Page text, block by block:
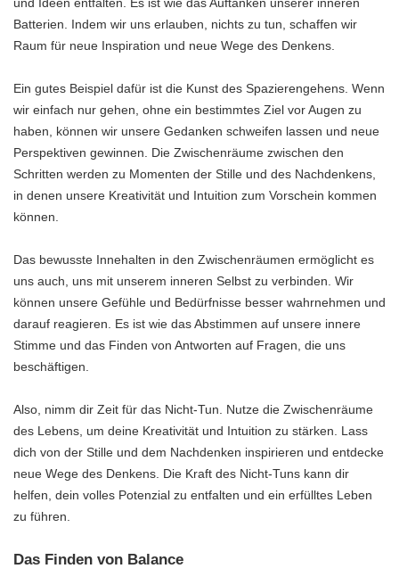
Batterien. Indem wir uns erlauben, nichts zu tun, schaffen wir
Raum für neue Inspiration und neue Wege des Denkens.
Ein gutes Beispiel dafür ist die Kunst des Spazierengehens. Wenn
wir einfach nur gehen, ohne ein bestimmtes Ziel vor Augen zu
haben, können wir unsere Gedanken schweifen lassen und neue
Perspektiven gewinnen. Die Zwischenräume zwischen den
Schritten werden zu Momenten der Stille und des Nachdenkens,
in denen unsere Kreativität und Intuition zum Vorschein kommen
können.
Das bewusste Innehalten in den Zwischenräumen ermöglicht es
uns auch, uns mit unserem inneren Selbst zu verbinden. Wir
können unsere Gefühle und Bedürfnisse besser wahrnehmen und
darauf reagieren. Es ist wie das Abstimmen auf unsere innere
Stimme und das Finden von Antworten auf Fragen, die uns
beschäftigen.
Also, nimm dir Zeit für das Nicht-Tun. Nutze die Zwischenräume
des Lebens, um deine Kreativität und Intuition zu stärken. Lass
dich von der Stille und dem Nachdenken inspirieren und entdecke
neue Wege des Denkens. Die Kraft des Nicht-Tuns kann dir
helfen, dein volles Potenzial zu entfalten und ein erfülltes Leben
zu führen.
Das Finden von Balance